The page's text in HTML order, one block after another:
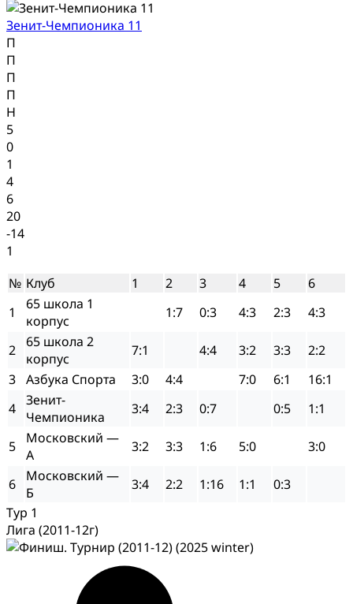
Зенит-Чемпионика 11
П
П
П
П
Н
5
0
1
4
6
20
-14
1
№ Клуб 1 2 3 4 5
6
1
65 школа 1
корпус
1:7 0:3 4:3 2:3 4:3
2 65 школа 2
корпус
7:1 4:4 3:2 3:3
2:2
3 Азбука Спорта 3:0 4:4 7:0 6:1
16:1
4 Зенит-
Чемпионика
3:4 2:3 0:7 0:5 1:1
5
Московский —
А
3:2 3:3 1:6 5:0 3:0
6
Московский —
Б
3:4 2:2 1:16 1:1
0:3
Тур 1
Лига (2011-12г)